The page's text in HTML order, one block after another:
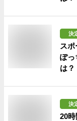
決
ス
ぽっ
は？
決
20